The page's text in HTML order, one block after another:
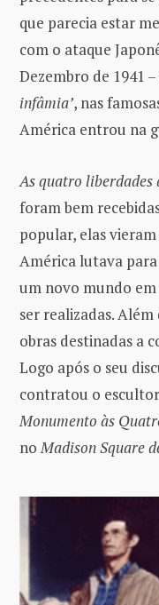
que parecia estar
com o ataque
Dezembro de 1941
infâmia’, nas
América entrou na
As quatro liberdades
foram bem
popular, elas
América lutava
um novo mundo em
ser realizadas.
obras destinadas a
Logo após o seu
contratou o escultor
Monumento às
noMadison Square